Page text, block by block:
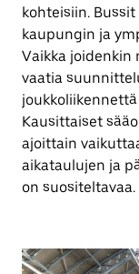
kohteisiin.
kaupungin ja
Vaikka joidenkin
vaatia
Kausittaiset
ajoittain
aikataulujen ja
on suositeltavaa.